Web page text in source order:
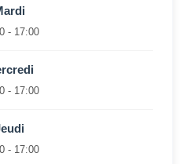
- 17:00
- 17:00
- 17:00